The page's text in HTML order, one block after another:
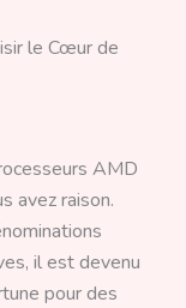
le Cœur de
AMD
avez raison.
il est devenu
pour des